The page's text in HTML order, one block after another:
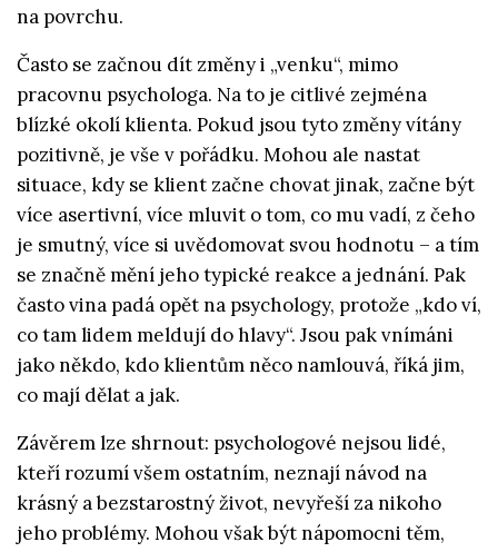
na povrchu.
Často se začnou dít změny i „venku“, mimo
pracovnu psychologa. Na to je citlivé zejména
blízké okolí klienta. Pokud jsou tyto změny vítány
pozitivně, je vše v pořádku. Mohou ale nastat
situace, kdy se klient začne chovat jinak, začne být
více asertivní, více mluvit o tom, co mu vadí, z čeho
je smutný, více si uvědomovat svou hodnotu – a tím
se značně mění jeho typické reakce a jednání. Pak
často vina padá opět na psychology, protože „kdo ví,
co tam lidem meldují do hlavy“. Jsou pak vnímáni
jako někdo, kdo klientům něco namlouvá, říká jim,
co mají dělat a jak.
Závěrem lze shrnout: psychologové nejsou lidé,
kteří rozumí všem ostatním, neznají návod na
krásný a bezstarostný život, nevyřeší za nikoho
jeho problémy. Mohou však být nápomocni těm,